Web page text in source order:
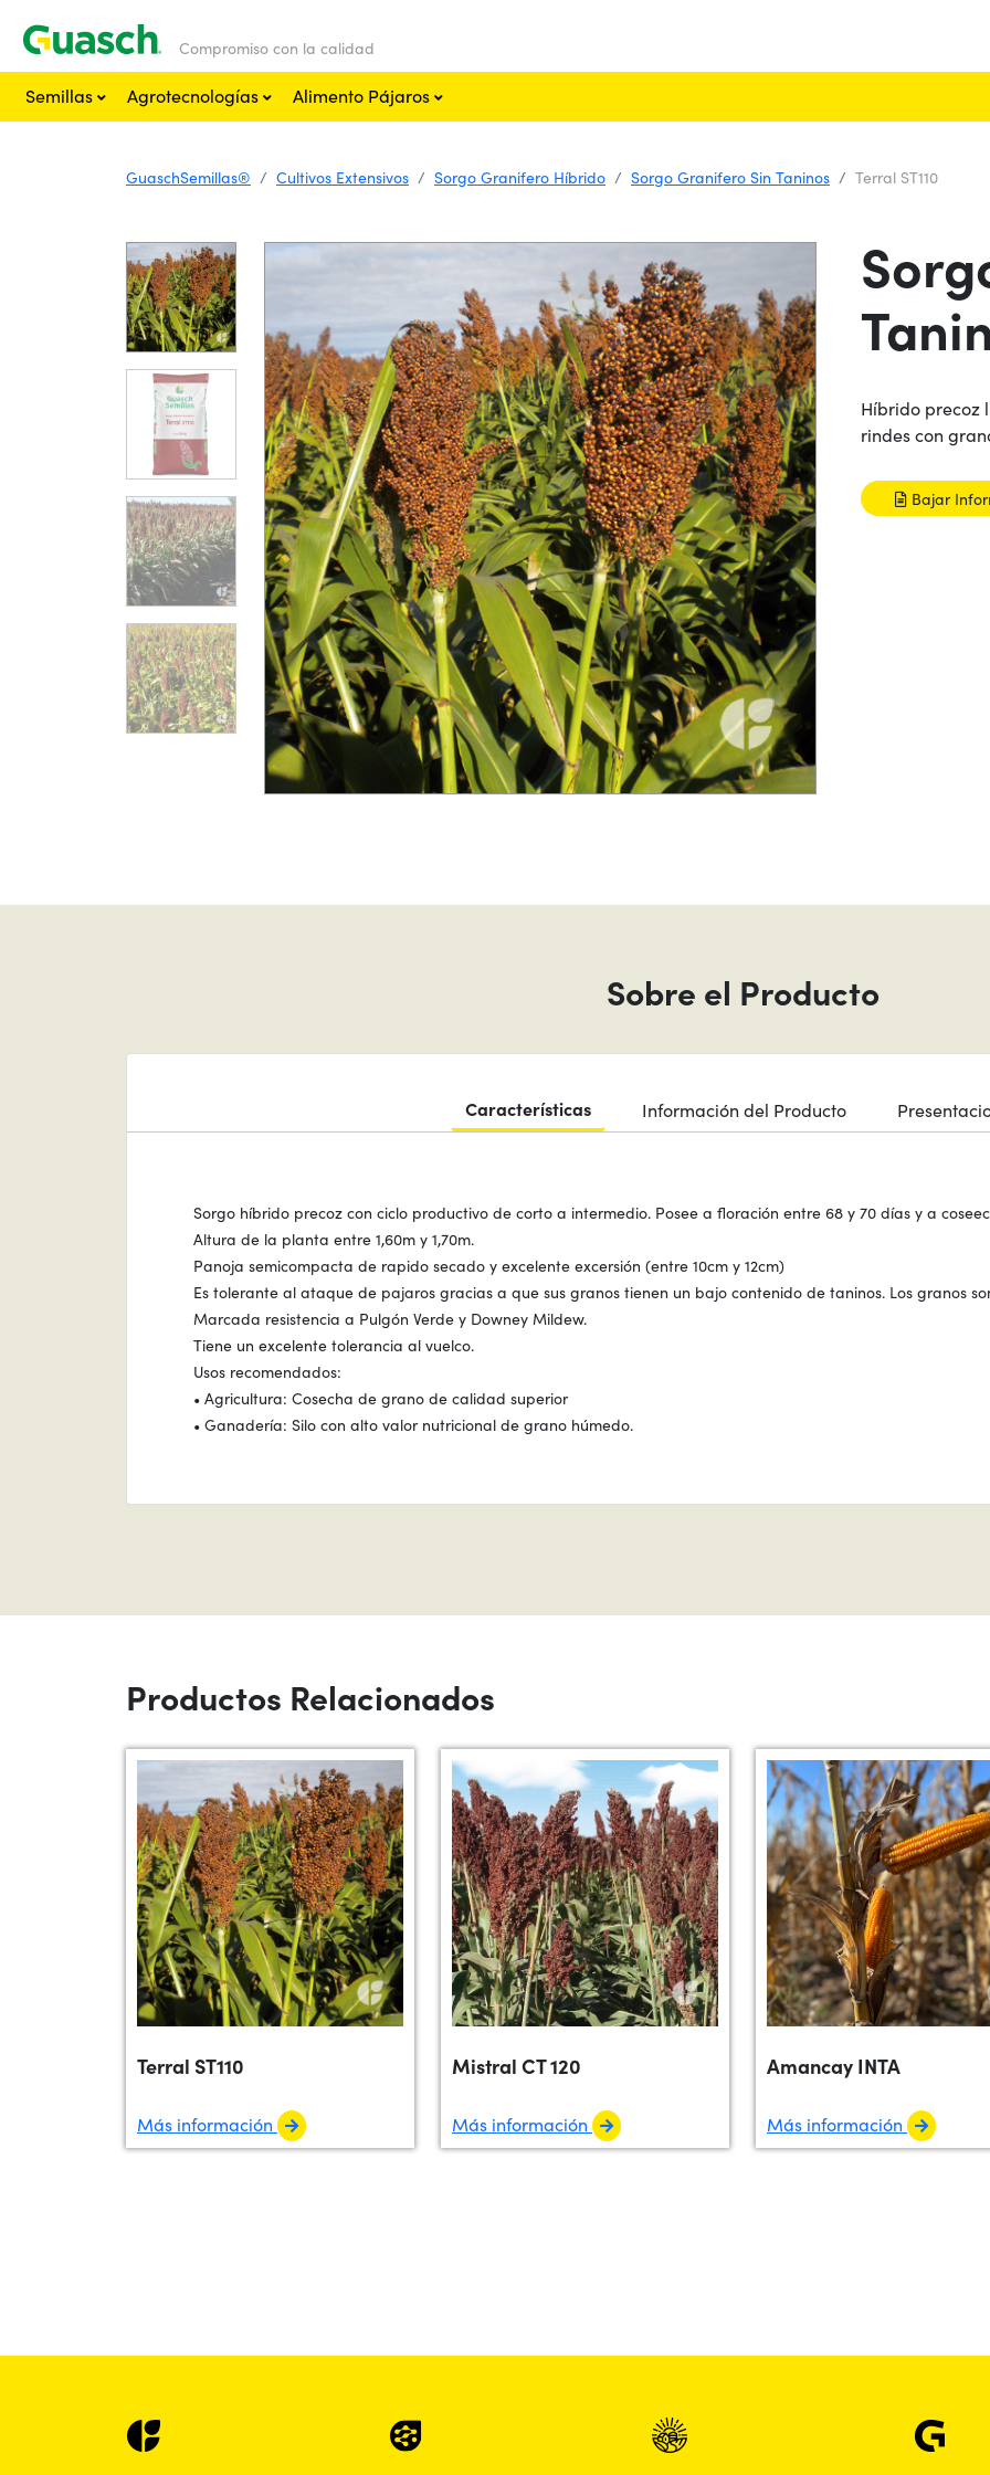
Compromiso con la calidad
Semillas
Agrotecnologías Alimento Pájaros
GuaschSemillas® Cultivos Extensivos Sorgo Granifero Híbrido Sorgo Granifero Sin Taninos Terral ST110
Híbrido precoz
rindes con
Bajar
Sobre el Producto
Características Información del Producto
Sorgo híbrido precoz con ciclo productivo de corto a intermedio. Posee a floración entre 68 y 70 días y a
Altura de la planta entre 1,60m y 1,70m.
Panoja semicompacta de rapido secado y excelente excersión (entre 10cm y 12cm)
Es tolerante al ataque de pajaros gracias a que sus granos tienen un bajo contenido de taninos. Los granos
Marcada resistencia a Pulgón Verde y Downey Mildew.
Tiene un excelente tolerancia al vuelco.
Usos recomendados:
• Agricultura: Cosecha de grano de calidad superior
• Ganadería: Silo con alto valor nutricional de grano húmedo.
Productos Relacionados
Terral ST110
Más información
Mistral CT 120
Más información
Amancay INTA
Más información